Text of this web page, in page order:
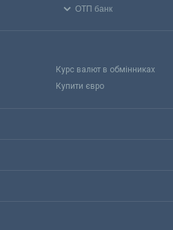
ОТП банк
Курс валют в обмінниках
Купити євро